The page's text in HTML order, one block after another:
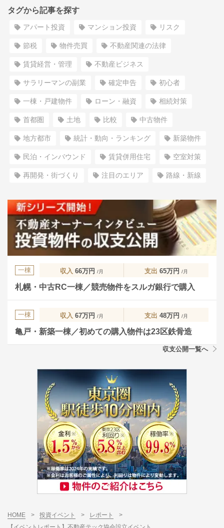
タグから記事を探す
アパート投資 マンション投資 リスク
節税 物件売買 不動産関連の法律
賃貸経営・管理 不動産ビジネス
サラリーマンの副業 確定申告 初心者
一棟・戸建物件 ローン・融資 相続対策
首都圏 土地 比較 中古物件
地方都市 統計・動向・ランキング 新築物件
民泊・インバウンド 賃貸併用住宅 空室対策
再開発・街づくり 注目のエリア 路線・新線
一棟 収入 66万円 /月 支出 65万円 /月
札幌・中古RC一棟／競売物件をスルガ銀行で購入
一棟 収入 67万円 /月 支出 48万円 /月
亀戸・新築一棟／初めての購入物件は23区鉄骨造
収支公開一覧へ
HOME > 投資イベント > レポート
>